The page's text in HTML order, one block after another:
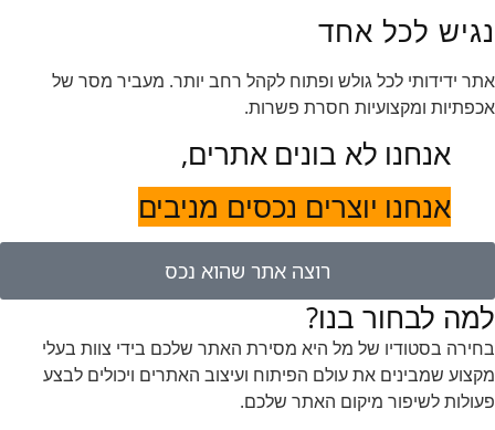
נגיש לכל אחד
אתר ידידותי לכל גולש ופתוח לקהל רחב יותר. מעביר מסר של
אכפתיות ומקצועיות חסרת פשרות.
אנחנו לא בונים אתרים,
אנחנו יוצרים נכסים מניבים
רוצה אתר שהוא נכס
למה לבחור בנו?
בחירה בסטודיו של מל היא מסירת האתר שלכם בידי צוות בעלי
מקצוע שמבינים את עולם הפיתוח ועיצוב האתרים ויכולים לבצע
פעולות לשיפור מיקום האתר שלכם.